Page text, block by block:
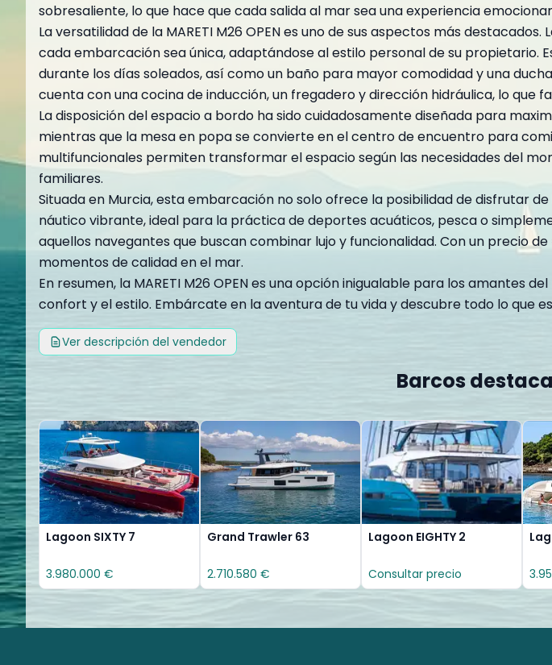
sobresaliente, lo que hace que cada salida al mar sea una experiencia
La versatilidad de la MARETI M26 OPEN es uno de sus aspectos más
cada embarcación sea única, adaptándose al estilo personal de su
durante los días soleados, así como un baño para mayor comodidad y una
cuenta con una cocina de inducción, un fregadero y dirección hidráulica, lo que
La disposición del espacio a bordo ha sido cuidadosamente diseñada para
mientras que la mesa en popa se convierte en el centro de encuentro para
multifuncionales permiten transformar el espacio según las necesidades del
familiares.
Situada en Murcia, esta embarcación no solo ofrece la posibilidad de disfrutar
náutico vibrante, ideal para la práctica de deportes acuáticos, pesca o
aquellos navegantes que buscan combinar lujo y funcionalidad. Con un precio
momentos de calidad en el mar.
En resumen, la MARETI M26 OPEN es una opción inigualable para los amantes
confort y el estilo. Embárcate en la aventura de tu vida y descubre todo lo que
Ver descripción del vendedor
Barcos
Lagoon SIXTY 7
3.980.000 €
Grand Trawler 63
2.710.580 €
Lagoon EIGHTY 2
Consultar precio